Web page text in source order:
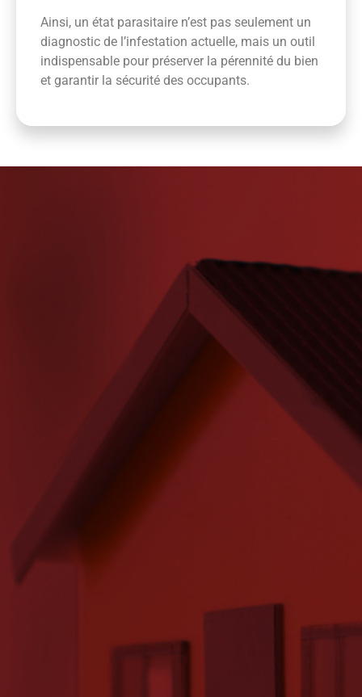
Ainsi, un état parasitaire n’est pas seulement un
diagnostic de l’infestation actuelle, mais un outil
indispensable pour préserver la pérennité du bien
et garantir la sécurité des occupants.